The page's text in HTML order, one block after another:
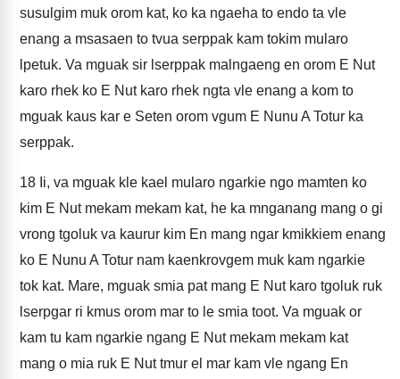
susulgim muk orom kat, ko ka ngaeha to endo ta vle
enang a msasaen to tvua serppak kam tokim mularo
lpetuk. Va mguak sir lserppak malngaeng en orom E Nut
karo rhek ko E Nut karo rhek ngta vle enang a kom to
mguak kaus kar e Seten orom vgum E Nunu A Totur ka
serppak.
18 Ii, va mguak kle kael mularo ngarkie ngo mamten ko
kim E Nut mekam mekam kat, he ka mnganang mang o gi
vrong tgoluk va kaurur kim En mang ngar kmikkiem enang
ko E Nunu A Totur nam kaenkrovgem muk kam ngarkie
tok kat. Mare, mguak smia pat mang E Nut karo tgoluk ruk
lserpgar ri kmus orom mar to le smia toot. Va mguak or
kam tu kam ngarkie ngang E Nut mekam mekam kat
mang o mia ruk E Nut tmur el mar kam vle ngang En